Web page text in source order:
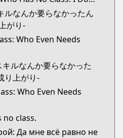
series/mushoku-
series/208282/list
products/hero-
ルなんか要らなかったん
がり-
Who Even Needs
ルなんか要らなかった
り上がり-
Who Even Needs
no class.
Да мне всё равно не